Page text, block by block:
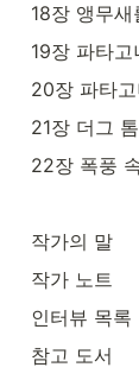
18장 앵무
19장 파타
20장 파타
21장 더그
22장 폭풍
작가의 말
작가 노트
인터뷰 목록
참고 도서